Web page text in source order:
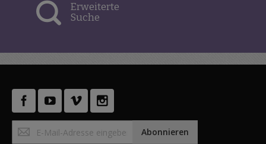
Erweiterte
Suche
Anmeldung
zum
Abonnieren